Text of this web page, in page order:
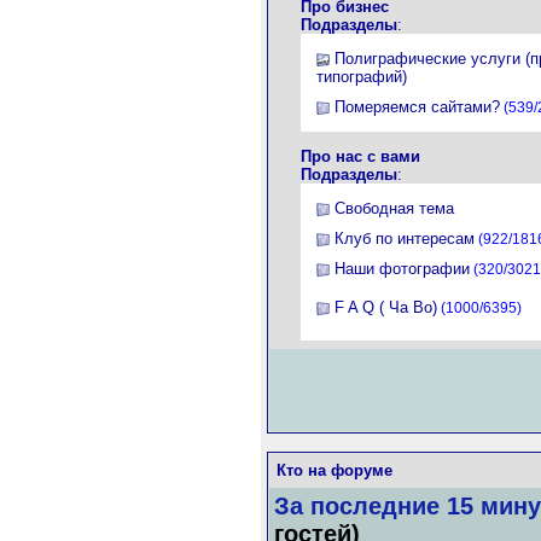
Про бизнес
Подразделы:
Полиграфические услуги
типографий)
Померяемся сайтами? (539/
Про нас с вами
Подразделы:
Свободная тема
Клуб по интересам (922/
Наши фотографии (320/
F A Q ( Ча Во) (1000/6395)
Кто на форуме
За последние 15
гостей)